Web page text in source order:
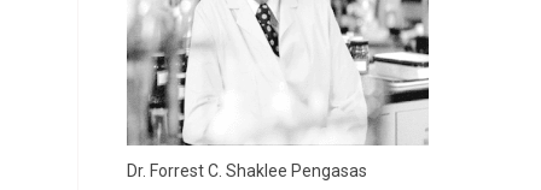
Dr. Forrest C. Shaklee Pengasas